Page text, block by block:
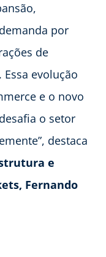
por
de
evolução
e o novo
o setor
destaca
e
Fernando